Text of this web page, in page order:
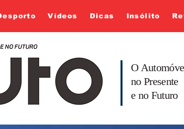
Vídeos Dicas Insólito
O
no Presente
e no Futuro